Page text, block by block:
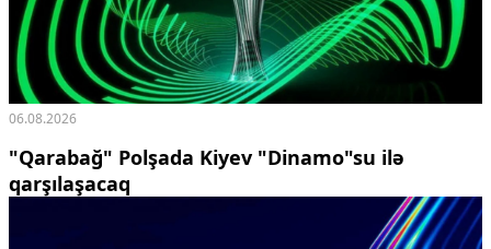
06.08.2026
"Qarabağ" Polşada Kiyev "Dinamo"su ilə
qarşılaşacaq